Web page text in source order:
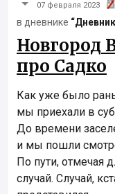
07 февраля 2023
в дневнике
Новгород
про Садко
Как уже было
мы приехали в
До времени
и мы пошли
По пути, отмечая
случай. Случай,